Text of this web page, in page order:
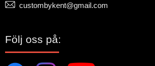
custombykent@gmail.com
Följ oss på: